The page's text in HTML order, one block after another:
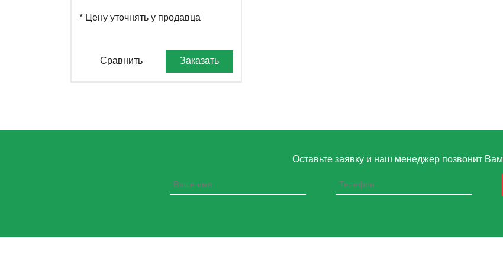
* Цену уточнять у продавца
Сравнить Заказать
Оставьте заявку и наш менеджер позвонит Вам